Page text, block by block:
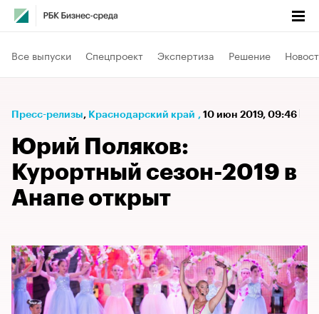
Все выпуски Спецпроект Экспертиза Решение
Пресс-релизы⁠, Краснодарский край , 10 июн 2019, 09:46
Юрий Поляков:
Курортный сезон-2019 в
Анапе открыт